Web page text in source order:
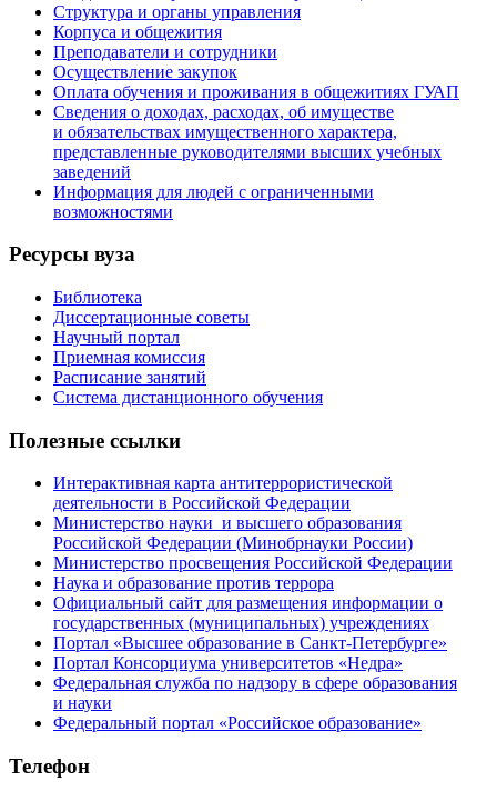
Структура и органы управления
Корпуса и общежития
Преподаватели и сотрудники
Осуществление закупок
Оплата обучения и проживания в общежитиях ГУАП
Сведения о доходах, расходах, об имуществе
и обязательствах имущественного характера,
представленные руководителями высших учебных
заведений
Информация для людей с ограниченными
возможностями
Ресурсы вуза
Библиотека
Диссертационные советы
Научный портал
Приемная комиссия
Расписание занятий
Система дистанционного обучения
Полезные ссылки
Интерактивная карта антитеррористической
деятельности в Российской Федерации
Министерство науки и высшего образования
Российской Федерации (Минобрнауки России)
Министерство просвещения Российской Федерации
Наука и образование против террора
Официальный сайт для размещения информации о
государственных (муниципальных) учреждениях
Портал «Высшее образование в Санкт-Петербурге»
Портал Консорциума университетов «Недра»
Федеральная служба по надзору в сфере образования
и науки
Федеральный портал «Российское образование»
Телефон